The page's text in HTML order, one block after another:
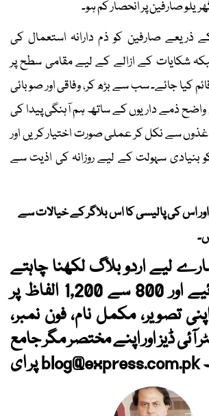
صارفین پر انحصار کم ہو۔
ذریعے صارفین کو ذم دارانہ استعمال کی
شکایات کے ازالے کے لیے مقامی سطح پر
کیا جائے۔ سب سے بڑھ کر، وفاقی اور صوبائی
ذمے داریوں کے ساتھ ہم آہنگی پیدا کی
سے نکل کر عملی صورت اختیار کریں اور
بنیادی سہولت کے لیے روزانہ کی اذیت سے
اس کی پالیسی کا اس بلاگر کے خیالات سے
لیے اردو بلاگ لکھنا چاہتے
ہیں تو قلم اٹھائیے اور 800 سے 1,200 الفاظ پر
تصویر، مکمل نام، فون نمبر،
آئی ڈیز اور اپنے مختصر مگر جامع
blog@express.com.pkپر ای